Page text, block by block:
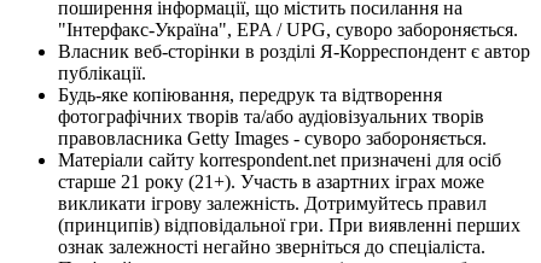
поширення інформації, що містить посилання на
"Інтерфакс-Україна", EPA / UPG, суворо забороняється.
Власник веб-сторінки в розділі Я-Корреспондент є автор
публікації.
Будь-яке копіювання, передрук та відтворення
фотографічних творів та/або аудіовізуальних творів
правовласника Getty Images - суворо забороняється.
Матеріали сайту korrespondent.net призначені для осіб
старше 21 року (21+). Участь в азартних іграх може
викликати ігрову залежність. Дотримуйтесь правил
(принципів) відповідальної гри. При виявленні перших
ознак залежності негайно зверніться до спеціаліста.